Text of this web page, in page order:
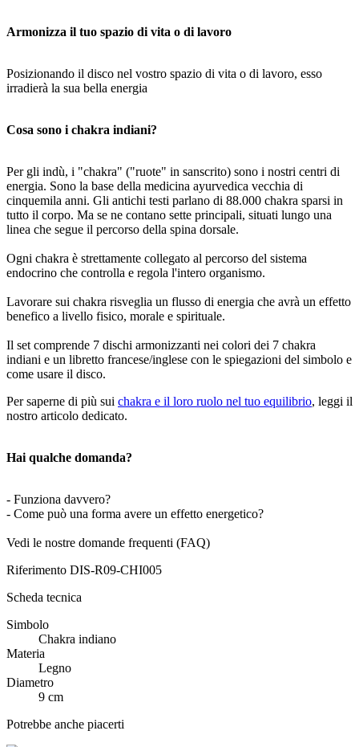
Armonizza il tuo spazio di vita o di lavoro
Posizionando il disco nel vostro spazio di vita o di lavoro, esso
irradierà la sua bella energia
Cosa sono i chakra indiani?
Per gli indù, i "chakra" ("ruote" in sanscrito) sono i nostri centri di
energia. Sono la base della medicina ayurvedica vecchia di
cinquemila anni. Gli antichi testi parlano di 88.000 chakra sparsi in
tutto il corpo. Ma se ne contano sette principali, situati lungo una
linea che segue il percorso della spina dorsale.
Ogni chakra è strettamente collegato al percorso del sistema
endocrino che controlla e regola l'intero organismo.
Lavorare sui chakra risveglia un flusso di energia che avrà un effetto
benefico a livello fisico, morale e spirituale.
Il set comprende 7 dischi armonizzanti nei colori dei 7 chakra
indiani e un libretto francese/inglese con le spiegazioni del simbolo e
come usare il disco.
Per saperne di più sui chakra e il loro ruolo nel tuo equilibrio, leggi il
nostro articolo dedicato.
Hai qualche domanda?
- Funziona davvero?
- Come può una forma avere un effetto energetico?
Vedi le nostre domande frequenti (FAQ)
Riferimento DIS-R09-CHI005
Scheda tecnica
Simbolo
Chakra indiano
Materia
Legno
Diametro
9 cm
Potrebbe anche piacerti